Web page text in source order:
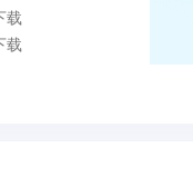
载
载